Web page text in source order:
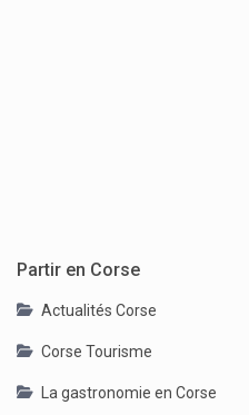
Partir en Corse
Actualités Corse
Corse Tourisme
La gastronomie en Corse